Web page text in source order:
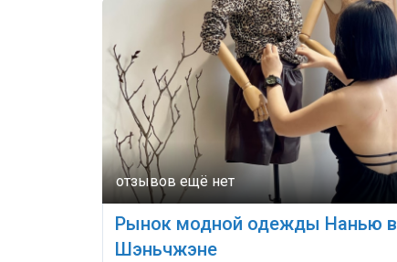
Рынок модной одежды Нанью в
Шэньчжэне